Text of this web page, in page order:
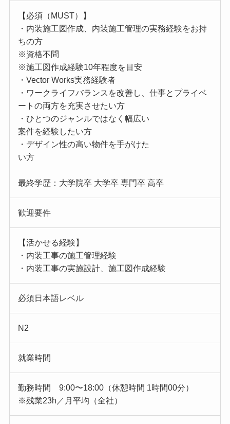
【必須（MUST）】
・内装施工図作成、内装施工管理の実務経験をお持
ちの方
※資格不問
※施工図作成経験10年程度を目安
・Vector Works実務経験者
・ワークライフバランスを改善し、仕事とプライベ
ートの両方を充実させたい方
・ひとつのジャンルではなく幅広い
案件を経験したい方
・デザイン性の高い物件を手がけた
い方
最終学歴：大学院卒 大学卒 専門卒 高卒
歓迎要件
【活かせる経験】
・内装工事の施工管理経験
・内装工事の実施設計、施工図作成経験
必須日本語レベル
N2
就業時間
勤務時間 9:00〜18:00（休憩時間 1時間00分）
※残業23h／月平均（全社）